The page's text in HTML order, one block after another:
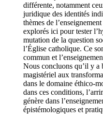
différente, notamment
juridique des identités
thèmes de
explorés ici pour tester
mutation de la question
l’Église catholique. Ce
commun et
Nous concluons qu’il y a
magistériel aux
dans le domaine éthico-
dans ces conditions,
génère dans
épistémologiques et